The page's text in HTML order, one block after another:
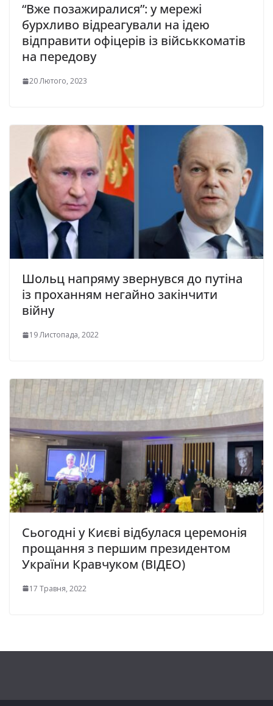
“Вже позажиралися”: у мережі
бурхливо відреагували на ідею
відправити офіцерів із військкоматів
на передову
20 Лютого, 2023
Шольц напряму звернувся до путіна
із проханням негайно закінчити
війну
19 Листопада, 2022
Сьогодні у Києві відбулася церемонія
прощання з першим президентом
України Кравчуком (ВІДЕО)
17 Травня, 2022